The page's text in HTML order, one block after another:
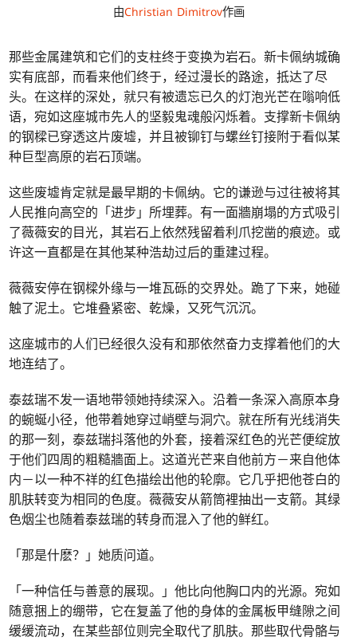
由Christian Dimitrov作画
那些金属建筑和它们的支柱终于变换为岩石。新卡佩纳城确
实有底部，而看来他们终于，经过漫长的路途，抵达了尽
头。在这样的深处，就只有被遗忘已久的灯泡光芒在嗡响低
语，宛如这座城市先人的坚毅鬼魂般闪烁着。支撑新卡佩纳
的钢樑已穿透这片废墟，并且被铆钉与螺丝钉接附于看似某
种巨型高原的岩石顶端。
这些废墟肯定就是最早期的卡佩纳。它的谦逊与过往被将其
人民推向高空的「进步」所埋葬。有一面牆崩塌的方式吸引
了薇薇安的目光，其岩石上依然残留着利爪挖凿的痕迹。或
许这一直都是在其他某种浩劫过后的重建过程。
薇薇安停在钢樑外缘与一堆瓦砾的交界处。跪了下来，她碰
触了泥土。它堆叠紧密、乾燥，又死气沉沉。
这座城市的人们已经很久没有和那依然奋力支撑着他们的大
地连结了。
泰兹瑞不发一语地带领她持续深入。沿着一条深入高原本身
的蜿蜒小径，他带着她穿过峭壁与洞穴。就在所有光线消失
的那一刻，泰兹瑞抖落他的外套，接着深红色的光芒便绽放
于他们四周的粗糙牆面上。这道光芒来自他前方－来自他体
内－以一种不祥的红色描绘出他的轮廓。它几乎把他苍白的
肌肤转变为相同的色度。薇薇安从箭筒裡抽出一支箭。其绿
色烟尘也随着泰兹瑞的转身而混入了他的鲜红。
「那是什麽？」她质问道。
「一种信任与善意的展现。」他比向他胸口内的光源。宛如
随意捆上的绷带，它在复盖了他的身体的金属板甲缝隙之间
缓缓流动，在某些部位则完全取代了肌肤。那些取代骨骼与